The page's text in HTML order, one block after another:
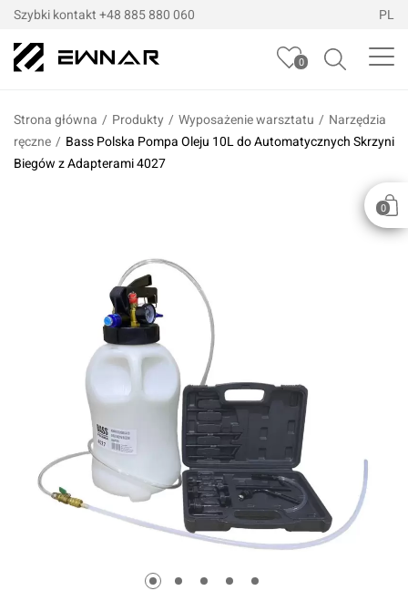
Szybki kontakt +48 885 880 060 PL
0
0
Strona główna / Produkty / Wyposażenie warsztatu / Narzędzia
ręczne / Bass Polska Pompa Oleju 10L do Automatycznych Skrzyni
Biegów z Adapterami 4027